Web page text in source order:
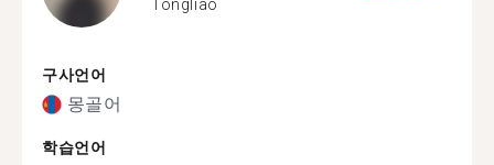
Tongliao
구사언어
몽골어
학습언어